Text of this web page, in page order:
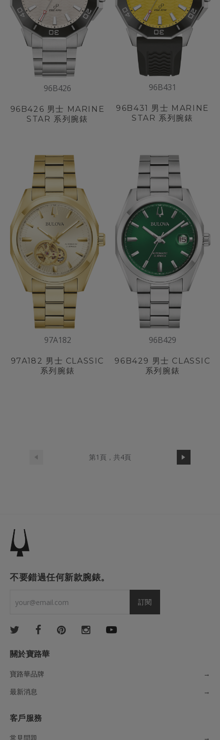
96B426
96B426 男士 MARINE
STAR 系列腕錶
96B431
96B431 男士 MARINE
STAR 系列腕錶
97A182
97A182 男士 CLASSIC
系列腕錶
96B429
96B429 男士 CLASSIC
系列腕錶
第1頁，共4頁
不要錯過任何新款腕錶。
關於寶路華
寶路華品牌 →
最新消息 →
客戶服務
常見問題 →